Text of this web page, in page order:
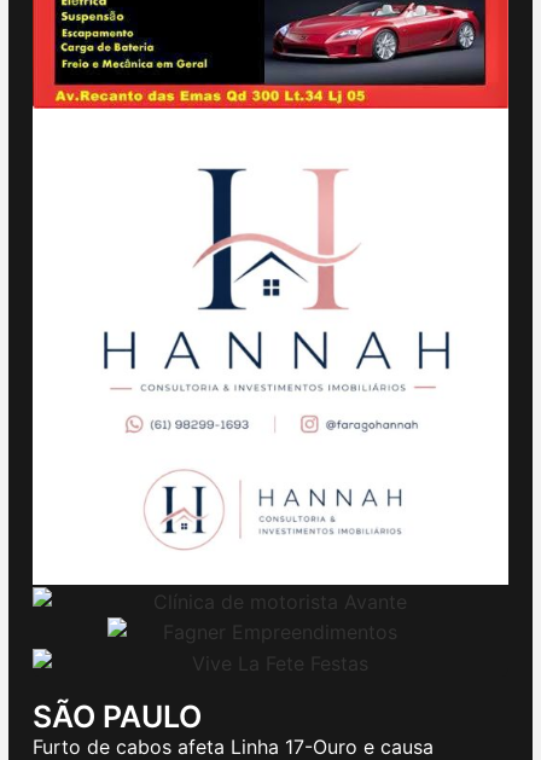
SÃO PAULO
Furto de cabos afeta Linha 17-Ouro e causa